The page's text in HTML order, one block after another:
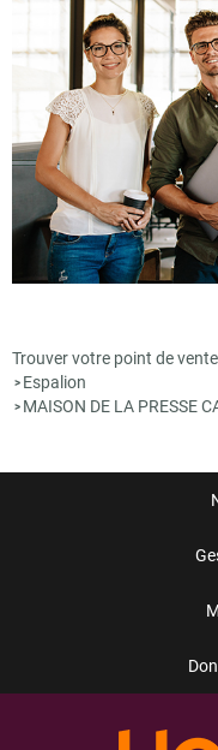
Trouver votre point de
> Espalion
> MAISON DE LA PRESSE